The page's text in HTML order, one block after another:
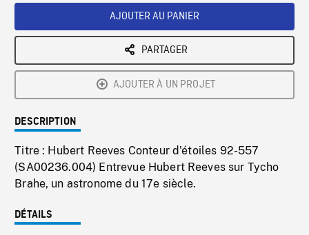
AJOUTER AU PANIER
PARTAGER
AJOUTER À UN PROJET
DESCRIPTION
Titre : Hubert Reeves Conteur d'étoiles 92-557
(SA00236.004) Entrevue Hubert Reeves sur Tycho
Brahe, un astronome du 17e siècle.
DÉTAILS